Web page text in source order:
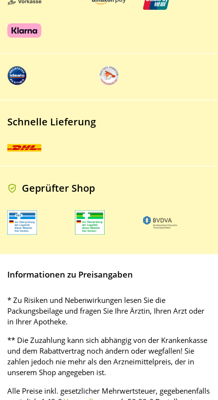
Schnelle Lieferung
Geprüfter Shop
Informationen zu Preisangaben
* Zu Risiken und Nebenwirkungen lesen Sie die
Packungsbeilage und fragen Sie Ihre Ärztin, Ihren Arzt oder
in Ihrer Apotheke.
** Die Zuzahlung kann sich abhängig von der Krankenkasse
und dem Rabattvertrag noch ändern oder wegfallen! Sie
zahlen jedoch nie mehr als den Arzneimittelpreis, der in
unserem Shop angegeben ist.
Alle Preise inkl. gesetzlicher Mehrwertsteuer, gegebenenfalls